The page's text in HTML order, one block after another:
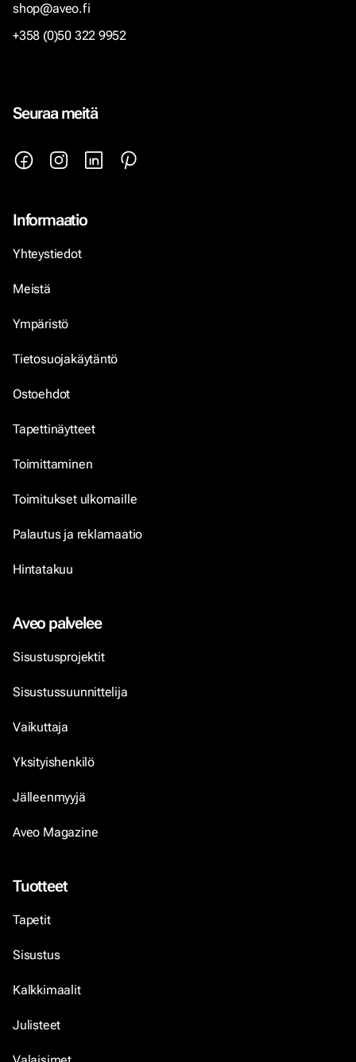
shop@aveo.fi
+358 (0)50 322 9952
Seuraa meitä
Informaatio
Yhteystiedot
Meistä
Ympäristö
Tietosuojakäytäntö
Ostoehdot
Tapettinäytteet
Toimittaminen
Toimitukset ulkomaille
Palautus ja reklamaatio
Hintatakuu
Aveo palvelee
Sisustusprojektit
Sisustussuunnittelija
Vaikuttaja
Yksityishenkilö
Jälleenmyyjä
Aveo Magazine
Tuotteet
Tapetit
Sisustus
Kalkkimaalit
Julisteet